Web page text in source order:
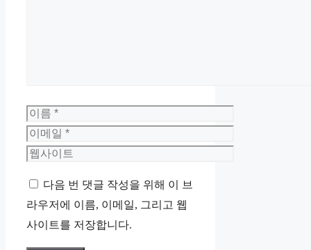
이
름
이
메
웹
트
다음 번 댓글 작성을 위해 이 브
라우저에 이름, 이메일, 그리고 웹
사이트를 저장합니다.